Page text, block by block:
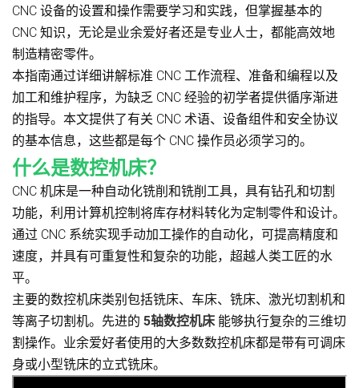
CNC 设备的设置和操作需要学习和实践，但掌握基本的
CNC 知识，无论是业余爱好者还是专业人士，都能高效地
制造精密零件。
本指南通过详细讲解标准 CNC 工作流程、准备和编程以及
加工和维护程序，为缺乏 CNC 经验的初学者提供循序渐进
的指导。本文提供了有关 CNC 术语、设备组件和安全协议
的基本信息，这些都是每个 CNC 操作员必须学习的。
什么是数控机床？
CNC 机床是一种自动化铣削和铣削工具，具有钻孔和切割
功能，利用计算机控制将库存材料转化为定制零件和设计。
通过 CNC 系统实现手动加工操作的自动化，可提高精度和
速度，并具有可重复性和复杂的功能，超越人类工匠的水
平。
主要的数控机床类别包括铣床、车床、铣床、激光切割机和
等离子切割机。先进的 5轴数控机床 能够执行复杂的三维切
割操作。业余爱好者使用的大多数数控机床都是带有可调床
身或小型铣床的立式铣床。